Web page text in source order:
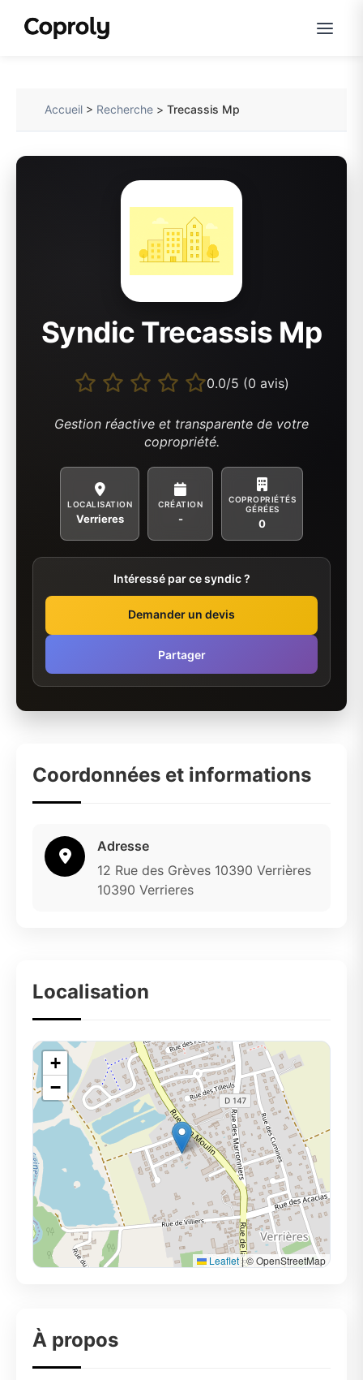
Accueil > Recherche >Trecassis Mp
Syndic Trecassis Mp
0.0/5 (0 avis)
Gestion réactive et transparente de votre
copropriété.
LOCALISATION
Verrieres
CRÉATION
-
COPROPRIÉTÉS
GÉRÉES
0
Intéressé par ce syndic ?
Demander un devis
Partager
Coordonnées et informations
Adresse
12 Rue des Grèves 10390 Verrières
10390 Verrieres
Localisation
+
−
Leaflet|© OpenStreetMap
À propos